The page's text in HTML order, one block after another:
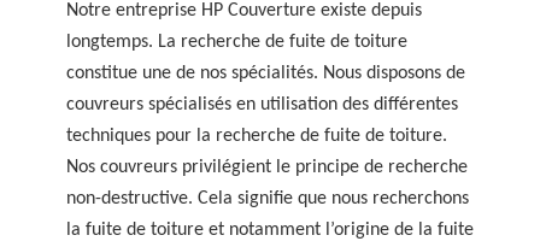
Notre entreprise HP Couverture existe depuis
longtemps. La recherche de fuite de toiture
constitue une de nos spécialités. Nous disposons de
couvreurs spécialisés en utilisation des différentes
techniques pour la recherche de fuite de toiture.
Nos couvreurs privilégient le principe de recherche
non-destructive. Cela signifie que nous recherchons
la fuite de toiture et notamment l’origine de la fuite